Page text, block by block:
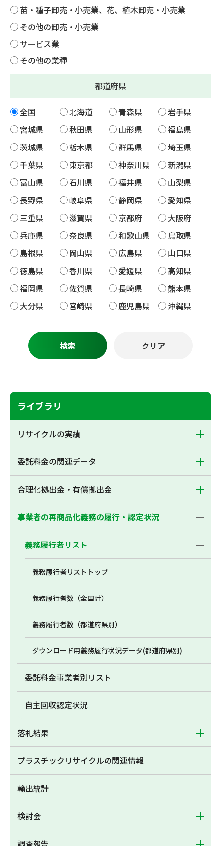
苗・種子卸売・小売業、花、植木卸売・小売業
その他の卸売・小売業
サービス業
その他の業種
都道府県
全国 北海道 青森県
岩手県
宮城県
秋田県 山形県
福島県
茨城県
栃木県 群馬県
埼玉県
千葉県
東京都 神奈川県
新潟県
富山県
石川県 福井県
山梨県
長野県
岐阜県 静岡県
愛知県
三重県
滋賀県 京都府
大阪府
兵庫県
奈良県 和歌山県
鳥取県
島根県
岡山県 広島県
山口県
徳島県
香川県 愛媛県
高知県
福岡県
佐賀県 長崎県
熊本県
大分県
宮崎県 鹿児島県 沖縄県
ライブラリ
リサイクルの実績
委託料金の関連データ
合理化拠出金・有償拠出金
事業者の再商品化義務の履行・認定状況
義務履行者リスト
義務履行者リストトップ
義務履行者数（全国計）
義務履行者数（都道府県別）
ダウンロード用義務履行状況データ(都道府県別)
委託料金事業者別リスト
自主回収認定状況
落札結果
プラスチックリサイクルの関連情報
輸出統計
検討会
調査報告